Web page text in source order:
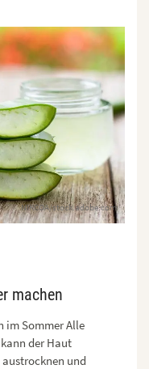
NIKCOA/stock.adobe.com
machen
im Sommer Alle
der Haut
und